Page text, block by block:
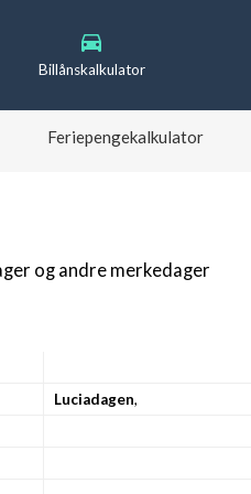
Billånskalkulator
Feriepengekalkulator
og andre merkedager
Luciadagen,